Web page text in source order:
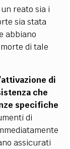
reato sia i
sia stata
abbiano
di tale
di
che
specifiche
di
assicurati